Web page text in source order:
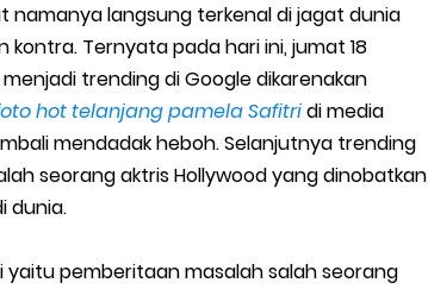
Online
Akun Gojek Dibekukan
Sesuai dengan Orderan
Mitra Gojek
namanya langsung terkenal di jagat dunia
Ternyata pada hari ini, jumat 18
trending di Google dikarenakan
hot telanjang pamela Safitridi media
mendadak heboh. Selanjutnya trending
seorang aktris Hollywood yang dinobatkan
dunia.
yaitu pemberitaan masalah salah seorang